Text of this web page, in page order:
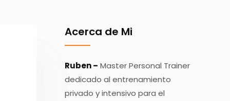
Acerca de Mi
Ruben – Master Personal Trainer
dedicado al entrenamiento
privado y intensivo para el